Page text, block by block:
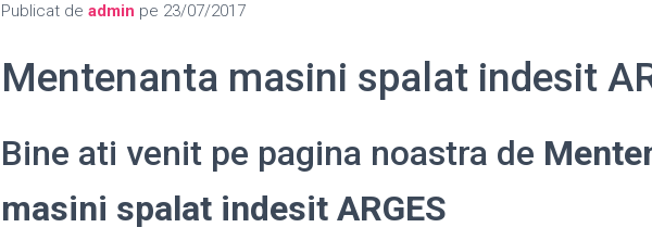
Publicat de admin pe 23/07/2017
Mentenanta masini spalat indesit
Bine ati venit pe pagina noastra de
masini spalat indesit ARGES